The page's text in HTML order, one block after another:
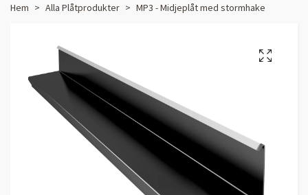
Hem Alla Plåtprodukter MP3 - Midjeplåt med stormhake